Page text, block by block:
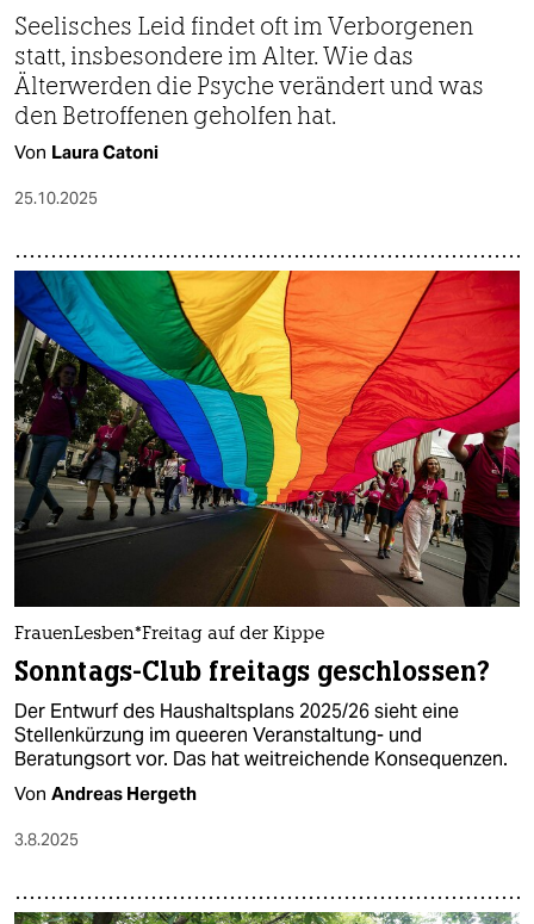
Seelisches Leid findet oft im Verborgenen
statt, insbesondere im Alter. Wie das
Älterwerden die Psyche verändert und was
den Betroffenen geholfen hat.
Von Laura Catoni
25.10.2025
Frau­en­Les­ben*­Frei­tag auf der Kippe
Sonntags-Club freitags geschlossen?
Der Entwurf des Haushaltsplans 2025/26 sieht eine
Stellenkürzung im queeren Veranstaltung- und
Beratungsort vor. Das hat weitreichende Konsequenzen.
Von Andreas Hergeth
3.8.2025